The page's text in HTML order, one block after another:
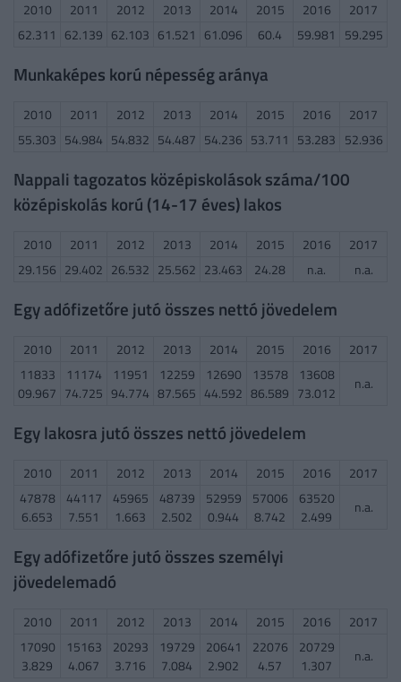
2010 2011 2012 2013 2014 2015 2016
2017
62.311 62.139 62.103 61.521 61.096 60.4 59.981 59.295
Munkaképes korú népesség aránya
2010 2011 2012 2013 2014 2015 2016
2017
55.303 54.984 54.832 54.487 54.236 53.711 53.283 52.936
Nappali tagozatos középiskolások száma/100
középiskolás korú (14-17 éves) lakos
2010 2011 2012 2013 2014 2015 2016
2017
29.156 29.402 26.532 25.562 23.463 24.28 n.a. n.a.
Egy adófizetőre jutó összes nettó jövedelem
2010 2011 2012 2013 2014 2015 2016
2017
11833
09.967
11174
74.725
11951
94.774
12259
87.565
12690
44.592
13578
86.589
13608
73.012
n.a.
Egy lakosra jutó összes nettó jövedelem
2010 2011 2012 2013 2014 2015 2016
2017
47878
6.653
44117
7.551
45965
1.663
48739
2.502
52959
0.944
57006
8.742
63520
2.499
n.a.
Egy adófizetőre jutó összes személyi
jövedelemadó
2010 2011 2012 2013 2014 2015 2016
2017
17090
3.829
15163
4.067
20293
3.716
19729
7.084
20641
2.902
22076
4.57
20729
1.307
n.a.